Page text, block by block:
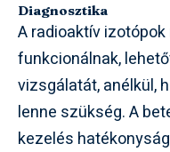
Diagnosztika
A radioaktív
funkcionálnak,
vizsgálatát, anélkül,
lenne szükség. A
kezelés